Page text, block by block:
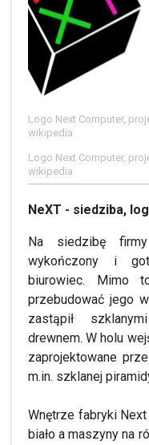
Logo Next Computer,
wikipedia
Logo Next Computer,
wikipedia
NeXT - siedziba,
Na siedzibę
wykończony i
biurowiec. Mimo
przebudować jego
zastąpił
drewnem. W holu
zaprojektowane
m.in. szklanej
Wnętrze fabryki
biało a maszyny na